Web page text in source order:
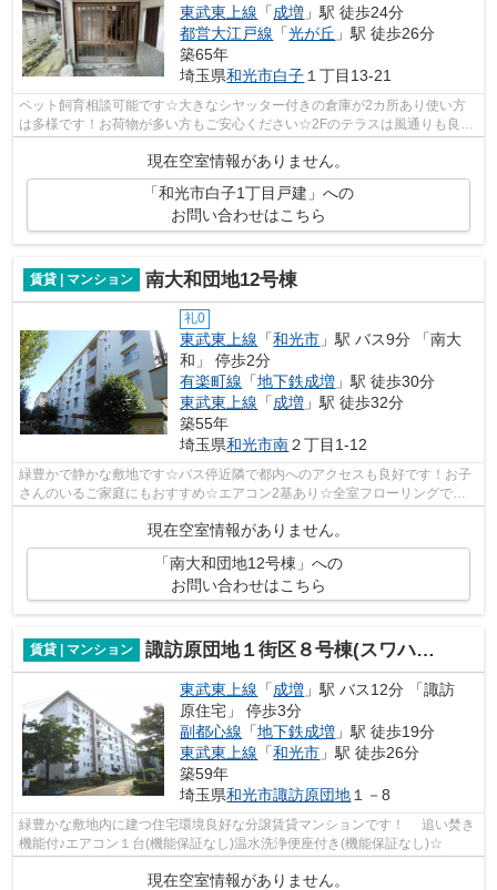
東武東上線 「成増 」駅 徒歩24分
都営大江戸線 「光が丘 」駅 徒歩26分
築65年
埼玉県和光市白子 １丁目13-21
ペット飼育相談可能です☆大きなシヤッター付きの倉庫が2カ所あり使い方
は多様です！お荷物が多い方もご安心ください☆2Fのテラスは風通りも良く
外階段があるので便利です♪
現在空室情報がありません。
「和光市白子1丁目戸建」への
お問い合わせはこちら
賃貸 | マンション 南大和団地12号棟
礼0
東武東上線 「和光市 」駅 バス9分 「南大
和」 停歩2分
有楽町線 「地下鉄成増 」駅 徒歩30分
東武東上線 「成増 」駅 徒歩32分
築55年
埼玉県和光市南２丁目1-12
緑豊かで静かな敷地です☆バス停近隣で都内へのアクセスも良好です！お子
さんのいるご家庭にもおすすめ☆エアコン2基あり☆全室フローリングで
現在空室情報がありません。
「南大和団地12号棟」への
お問い合わせはこちら
賃貸 | マンション 諏訪原団地１街区８号棟(スワハラダンチイチガイクハチゴウトウ)
東武東上線 「成増 」駅 バス12分 「諏訪
原住宅」 停歩3分
副都心線 「地下鉄成増 」駅 徒歩19分
東武東上線 「和光市 」駅 徒歩26分
築59年
埼玉県和光市諏訪原団地 １－8
緑豊かな敷地内に建つ住宅環境良好な分譲賃貸マンションです！ 追い焚き
機能付♪エアコン１台(機能保証なし)温水洗浄便座付き(機能保証なし)☆
現在空室情報がありません。